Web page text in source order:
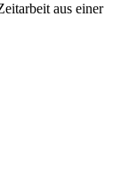
aus einer